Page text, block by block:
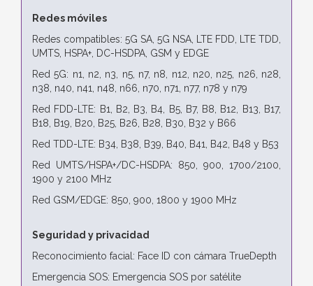
Redes móviles
Redes compatibles: 5G SA, 5G NSA, LTE FDD, LTE TDD,
UMTS, HSPA+, DC-HSDPA, GSM y EDGE
Red 5G: n1, n2, n3, n5, n7, n8, n12, n20, n25, n26, n28,
n38, n40, n41, n48, n66, n70, n71, n77, n78 y n79
Red FDD-LTE: B1, B2, B3, B4, B5, B7, B8, B12, B13, B17,
B18, B19, B20, B25, B26, B28, B30, B32 y B66
Red TDD-LTE: B34, B38, B39, B40, B41, B42, B48 y B53
Red UMTS/HSPA+/DC-HSDPA: 850, 900, 1700/2100,
1900 y 2100 MHz
Red GSM/EDGE: 850, 900, 1800 y 1900 MHz
Seguridad y privacidad
Reconocimiento facial: Face ID con cámara TrueDepth
Emergencia SOS: Emergencia SOS por satélite